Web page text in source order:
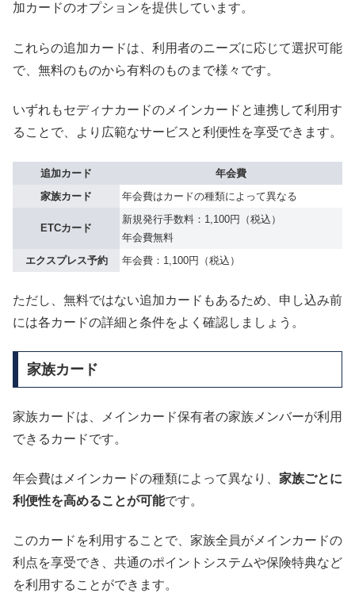
加カードのオプションを提供しています。
これらの追加カードは、利用者のニーズに応じて選択可能
で、無料のものから有料のものまで様々です。
いずれもセディナカードのメインカードと連携して利用す
ることで、より広範なサービスと利便性を享受できます。
追加カード
年会費
家族カード
年会費はカードの種類によって異なる
ETCカード
新規発行手数料：1,100円（税込）
年会費無料
エクスプレス予約
年会費：1,100円（税込）
ただし、無料ではない追加カードもあるため、申し込み前
には各カードの詳細と条件をよく確認しましょう。
家族カード
家族カードは、メインカード保有者の家族メンバーが利用
できるカードです。
年会費はメインカードの種類によって異なり、 家族ごとに
利便性を高めることが可能です。
このカードを利用することで、家族全員がメインカードの
利点を享受でき、共通のポイントシステムや保険特典など
を利用することができます。